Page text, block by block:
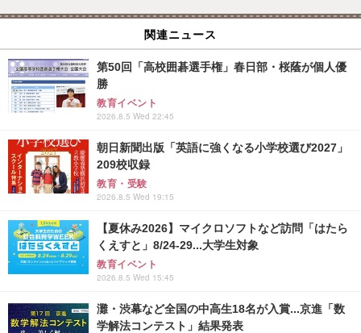
関連ニュース
第50回「高校囲碁選手権」春日部・桜蔭が個人優
勝
教育イベント
2026.8.5 Wed 22:45
朝日新聞出版「英語に強くなる小学校選び2027」
209校収録
教育・受験
2026.8.5 Wed 19:15
【夏休み2026】マイクロソフトなど訪問「はたら
くえすと」8/24-29...大学生対象
教育イベント
2026.8.5 Wed 15:45
灘・渋幕など全国の中高生18名が入賞...京進「数
学解法コンテスト」結果発表